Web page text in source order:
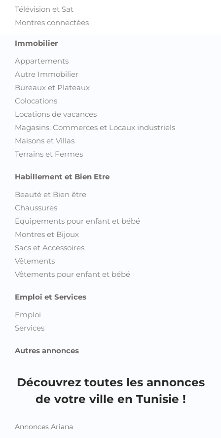
Télévision et Sat
Montres connectées
Immobilier
Appartements
Autre Immobilier
Bureaux et Plateaux
Colocations
Locations de vacances
Magasins, Commerces et Locaux industriels
Maisons et Villas
Terrains et Fermes
Habillement et Bien Etre
Beauté et Bien être
Chaussures
Equipements pour enfant et bébé
Montres et Bijoux
Sacs et Accessoires
Vêtements
Vêtements pour enfant et bébé
Emploi et Services
Emploi
Services
Autres annonces
Découvrez toutes les annonces
de votre ville en Tunisie !
Annonces Ariana